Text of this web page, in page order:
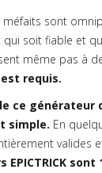
sont
soit fiable et
même pas à
requis.
ce générateur
simple. En
EPICTRICK